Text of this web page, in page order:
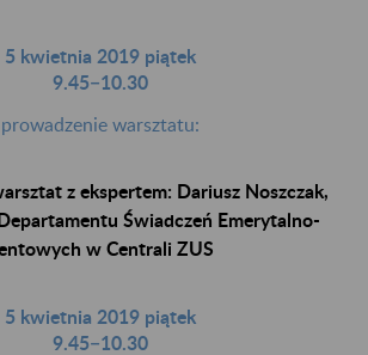
5 kwietnia 2019 piątek
9.45−10.30
prowadzenie warsztatu:
z ekspertem: Dariusz Noszczak,
Świadczeń Emerytalno-
w Centrali ZUS
5 kwietnia 2019 piątek
9.45−10.30